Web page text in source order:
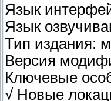
Язык
Язык
Тип издания:
Версия
Ключевые
√ Новые